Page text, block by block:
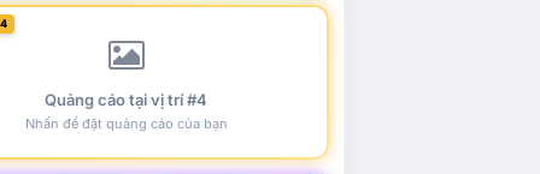
Quảng cáo tại vị trí #4
Nhấn để đặt quảng cáo của bạn